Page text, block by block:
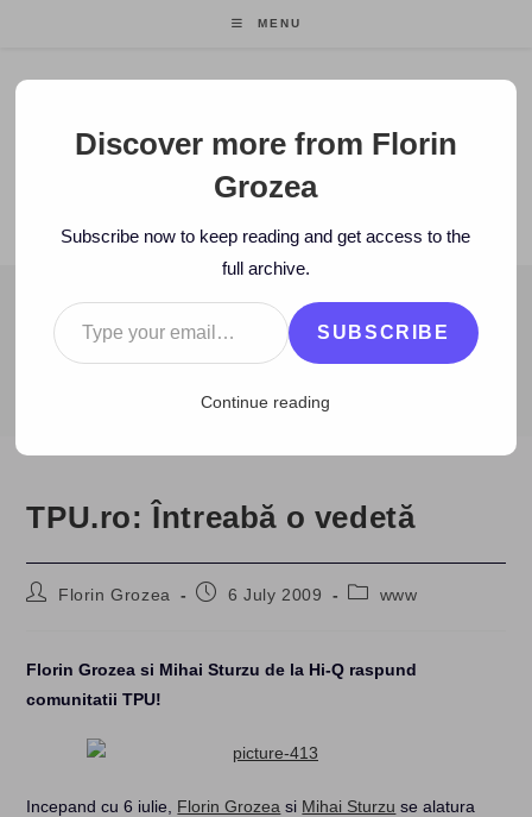
MENU
Florin Grozea
ENTREPRENEUR. FOUNDER/CEO MOCAPP.
BLOG
2009 > July > 6 > www > TPU.ro: Întreabă o vedetă
TPU.ro: Întreabă o vedetă
PostFlorin Grozea
Post6 July 2009
Postwww
Florin Grozea si Mihai Sturzu de la Hi-Q raspund
comunitatii TPU!
Incepand cu 6 iulie, Florin Grozea si Mihai Sturzu se alatura
Discover more from Florin
Grozea
Subscribe now to keep reading and get access to the
full archive.
Type your email…
SUBSCRIBE
Continue reading